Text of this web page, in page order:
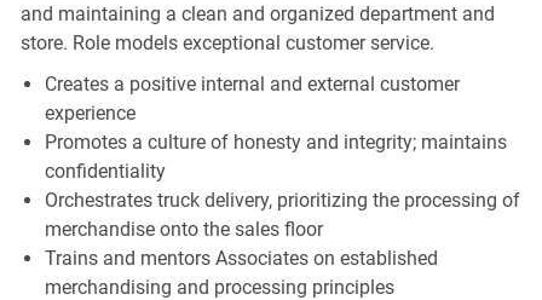
and maintaining a clean and organized department and
store. Role models exceptional customer service.
Creates a positive internal and external customer
experience
Promotes a culture of honesty and integrity; maintains
confidentiality
Orchestrates truck delivery, prioritizing the processing of
merchandise onto the sales floor
Trains and mentors Associates on established
merchandising and processing principles